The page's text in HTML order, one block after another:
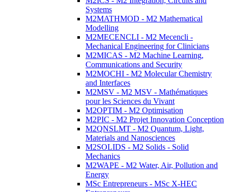
Systems
M2MATHMOD - M2 Mathematical
Modelling
M2MECENCLI - M2 Mecencli -
Mechanical Engineering for Clinicians
M2MICAS - M2 Machine Learning,
Communications and Security
M2MOCHI - M2 Molecular Chemistry
and Interfaces
M2MSV - M2 MSV - Mathématiques
pour les Sciences du Vivant
M2OPTIM - M2 Optimisation
M2PIC - M2 Projet Innovation Conception
M2QNSLMT - M2 Quantum, Light,
Materials and Nanosciences
M2SOLIDS - M2 Solids - Solid
Mechanics
M2WAPE - M2 Water, Air, Pollution and
Energy
MSc Entrepreneurs - MSc X-HEC